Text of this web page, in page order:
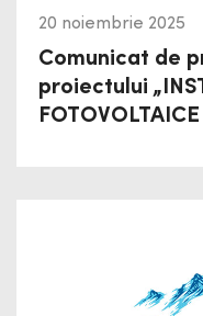
20 noiembrie 2025
Comunicat de
proiectului